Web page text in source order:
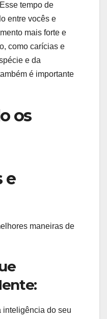
tempo de
entre vocês e
mais forte e
como carícias e
e da
é importante
os
e
maneiras de
inteligência do seu